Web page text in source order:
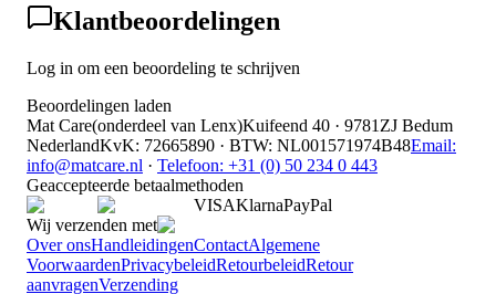
Klantbeoordelingen
Log in om een beoordeling te schrijven
Beoordelingen laden
Mat Care(onderdeel van Lenx)Kuifeend 40 · 9781ZJ Bedum
NederlandKvK: 72665890 · BTW: NL001571974B48Email:
info@matcare.nl · Telefoon: +31 (0) 50 234 0 443
Geaccepteerde betaalmethoden
VISAKlarnaPayPal
Wij verzenden met
Over onsHandleidingenContactAlgemene
VoorwaardenPrivacybeleidRetourbeleidRetour
aanvragenVerzending